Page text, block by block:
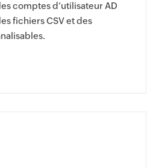
comptes d’utilisateur AD
fichiers CSV et des